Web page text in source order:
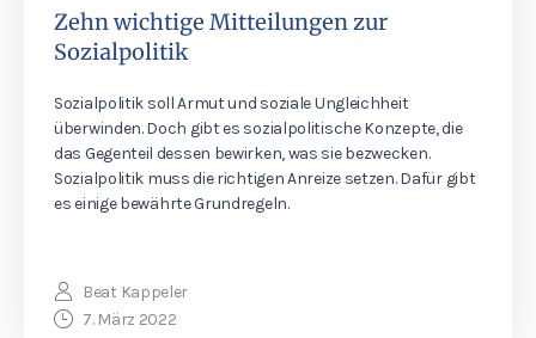
Zehn wichtige Mitteilungen zur
Sozialpolitik
Sozialpolitik soll Armut und soziale Ungleichheit
überwinden. Doch gibt es sozialpolitische Konzepte, die
das Gegenteil dessen bewirken, was sie bezwecken.
Sozialpolitik muss die richtigen Anreize setzen. Dafür gibt
es einige bewährte Grundregeln.
Beat Kappeler
7. März 2022